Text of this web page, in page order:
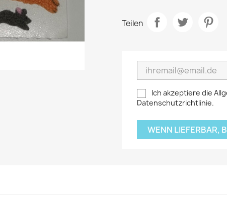
Teilen
Ich akzeptiere die
Datenschutzrichtlinie.
WENN LIEFERBAR,